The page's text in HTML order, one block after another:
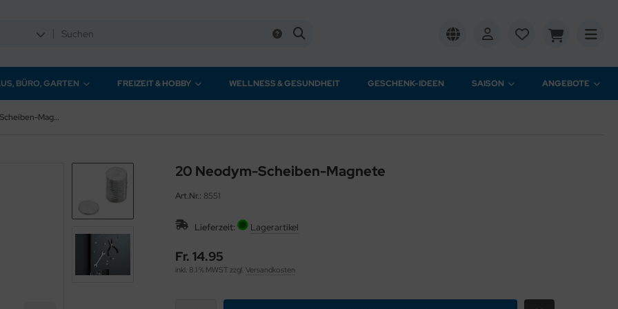
BÜRO, GARTEN FREIZEIT & HOBBY WELLNESS & GESUNDHEIT GESCHENK-IDEEN SAISON ANGEBOTE
20 Neodym-Scheiben-Magnete
20 Neodym-Scheiben-Magnete
Art.Nr.: 8551
Lieferzeit: Lagerartikel
Fr. 14.95
inkl. 8.1 % MWST zzgl. Versandkosten